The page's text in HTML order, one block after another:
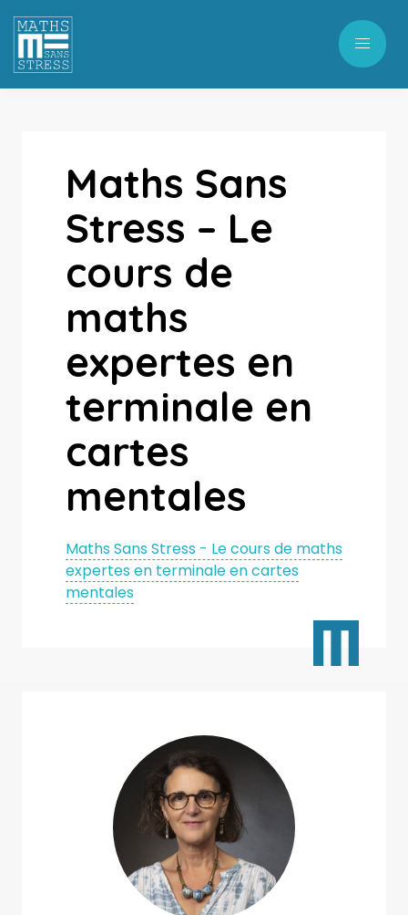
Maths Sans
Stress – Le
cours de
maths
expertes en
terminale en
cartes
mentales
Maths Sans Stress - Le cours de maths
expertes en terminale en cartes
mentales